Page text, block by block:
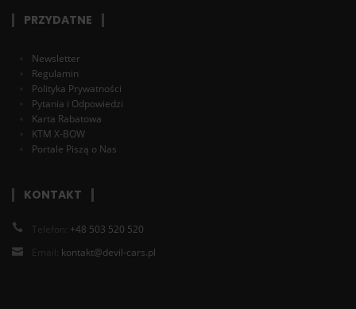
PRZYDATNE
Newsletter
Regulamin
Polityka Prywatności
Pytania i Odpowiedzi
Karta Rabatowa
KTM X-BOW
Portale Piszą o Nas
KONTAKT
Telefon: +48 503 520 520
Email: kontakt@devil-cars.pl